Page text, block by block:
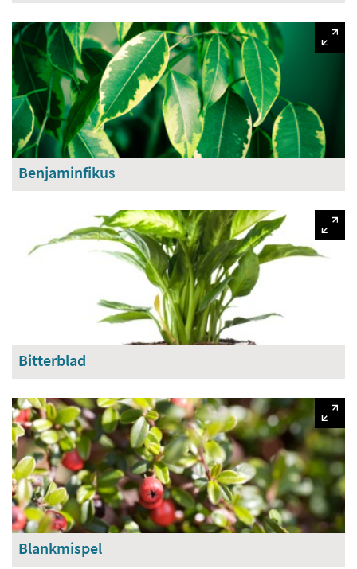
Benjaminfikus
Bitterblad
Blankmispel